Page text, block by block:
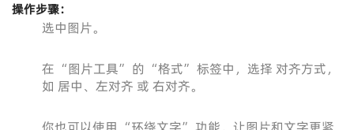
操作步骤：
选中图片。
在 “图片工具” 的 “格式” 标签中，选择 对齐方式，
如 居中、左对齐 或 右对齐。